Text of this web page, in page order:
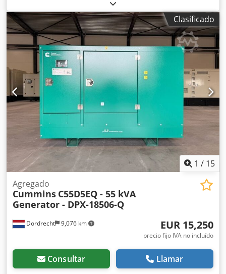
Finalidad de uso: Construcción Peso en vacío: 8.380 kg
Potencia del generador: 1.100 kVA Dimensiones del
compartimento de carga: 447 x 178 x 223 cm
Chsdpfxoxtzace Adioa Marcado CE: sí Póngase en contacto
con el equipo de DPX para obtener más información. =
Opciones y accesorios adicionales = - Batería - Panel de
Clasificado
1 / 15
Dordrecht 9,076 km
Agregado
Cummins C55D5EQ - 55 kVA
Generator - DPX-18506-Q
EUR 15,250
precio fijo IVA no incluído
Consultar Llamar